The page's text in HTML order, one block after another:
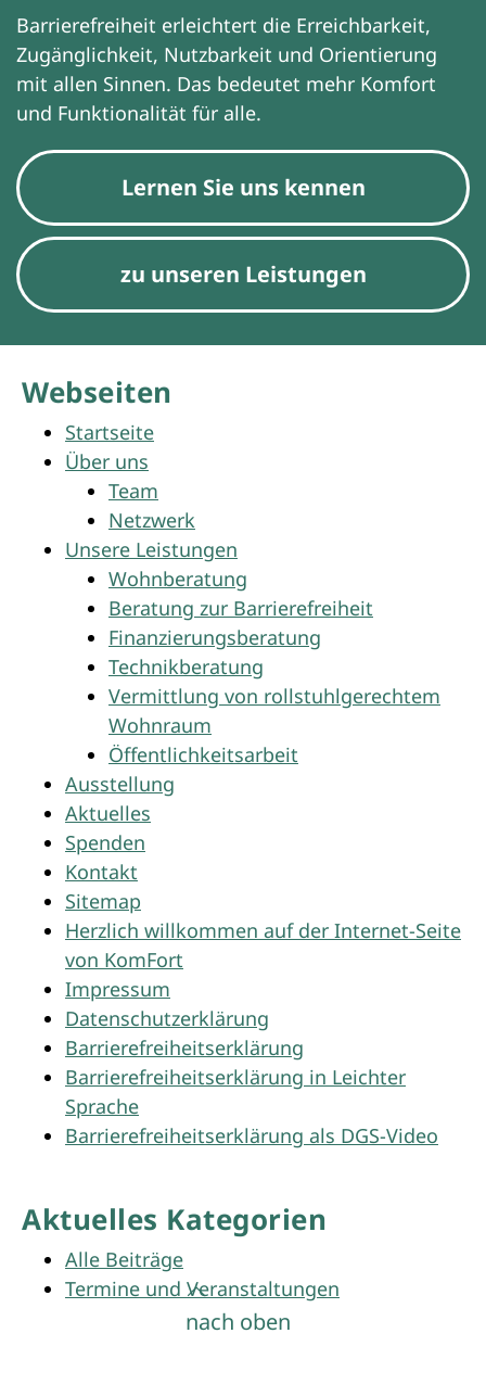
Barrierefreiheit erleichtert die Erreichbarkeit,
Zugänglichkeit, Nutzbarkeit und Orientierung
mit allen Sinnen. Das bedeutet mehr Komfort
und Funktionalität für alle.
Lernen Sie uns kennen
zu unseren Leistungen
Webseiten
Startseite
Über uns
Team
Netzwerk
Unsere Leistungen
Wohnberatung
Beratung zur Barrierefreiheit
Finanzierungsberatung
Technikberatung
Vermittlung von rollstuhlgerechtem
Wohnraum
Öffentlichkeitsarbeit
Ausstellung
Aktuelles
Spenden
Kontakt
Sitemap
Herzlich willkommen auf der Internet-Seite
von KomFort
Impressum
Datenschutzerklärung
Barrierefreiheitserklärung
Barrierefreiheitserklärung in Leichter
Sprache
Barrierefreiheitserklärung als DGS-Video
Aktuelles Kategorien
Alle Beiträge
Termine und Veranstaltungen
nach oben